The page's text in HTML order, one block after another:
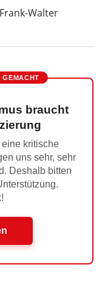
Walter
GEMACHT
braucht
kritische
uns sehr, sehr
Deshalb bitten